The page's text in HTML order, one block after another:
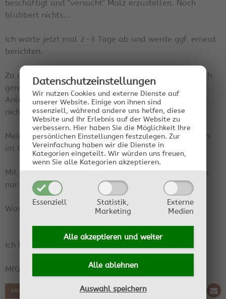
Datenschutz­einstellungen
Wir nutzen Cookies und externe Dienste auf
unserer Website. Einige von ihnen sind
essenziell, während andere uns helfen, diese
Website und Ihr Erlebnis auf der Website zu
verbessern. Hier haben Sie die Möglichkeit Ihre
persönlichen Einstellungen festzulegen. Zur
Vereinfachung haben wir die Dienste in
Kategorien eingeteilt. Wir würden uns freuen,
wenn Sie alle Kategorien akzeptieren.
Essenziell
Statistik,
Marketing
Externe
Medien
Alle akzeptieren und weiter
Alle ablehnen
Auswahl speichern
beschäftigt und "versucht" Malz erzustellen. Noch
blubbert nichts...
Ich warte jetzt mal 2-3 Tage ab und werde ggf. erneut
berichten.
Zu den Rastzeiten/Temperaturen findet maneigentlich
genug im Buch ansonsten gibts im Netz auch viele
Anleitungen. Wie gut diese sind weiß ich allerdings
nicht.
Mein Rezept war 1kg Weizen keimen lassen und dann
im Ofen locker 3Stunden bei 50 Grad "rösten".
Mit dem Mais hab ich es genauso gemacht allerdings
nur 1/2kg.
Wasser/Turbohefe dazu und halt stehen lassen.
Ich hoffe das hilft vielleicht.
MfG Micha
ANTWORT SCHREIBEN